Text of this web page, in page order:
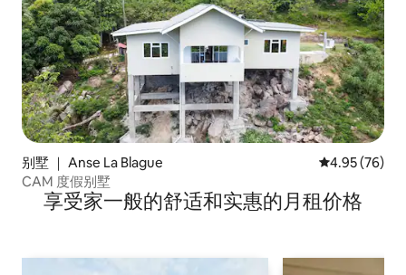
别墅 ｜ Anse La Blague 平均评分
4.95 (76)
CAM 度假别墅
享受家一般的舒适和实惠的月租价格